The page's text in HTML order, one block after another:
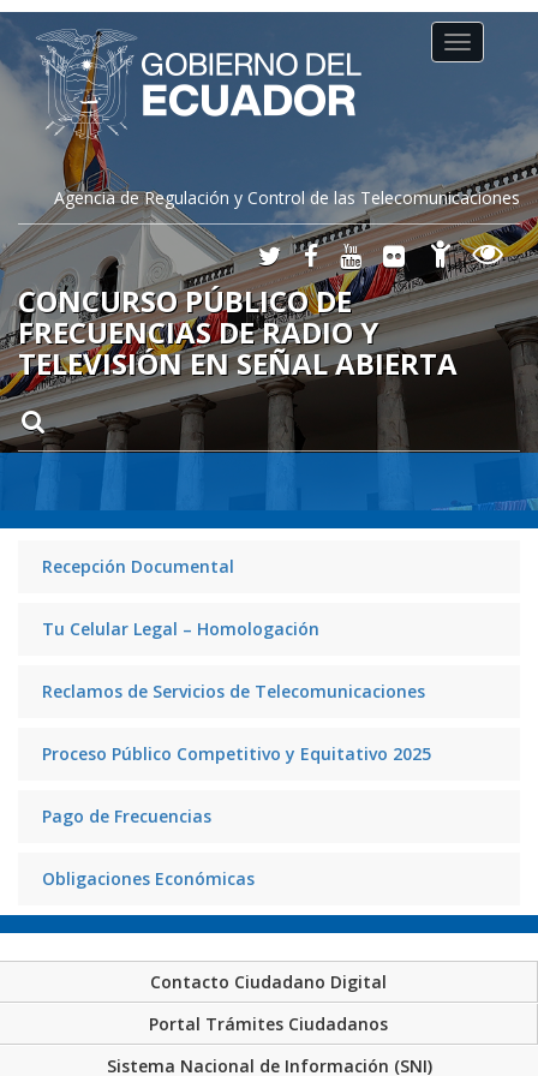
Agencia de Regulación y Control de las Telecomunicaciones
Toggle
navigation
CONCURSO PÚBLICO DE
FRECUENCIAS DE RADIO Y
TELEVISIÓN EN SEÑAL ABIERTA
Recepción Documental
Tu Celular Legal – Homologación
Reclamos de Servicios de Telecomunicaciones
Proceso Público Competitivo y Equitativo 2025
Pago de Frecuencias
Obligaciones Económicas
Contacto Ciudadano Digital
Portal Trámites Ciudadanos
Sistema Nacional de Información (SNI)